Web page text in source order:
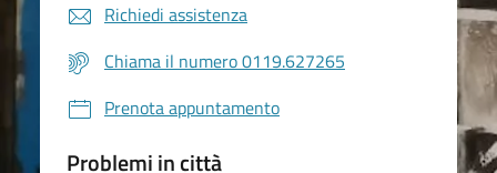
Richiedi assistenza
Chiama il numero 0119.627265
Prenota appuntamento
Problemi in città